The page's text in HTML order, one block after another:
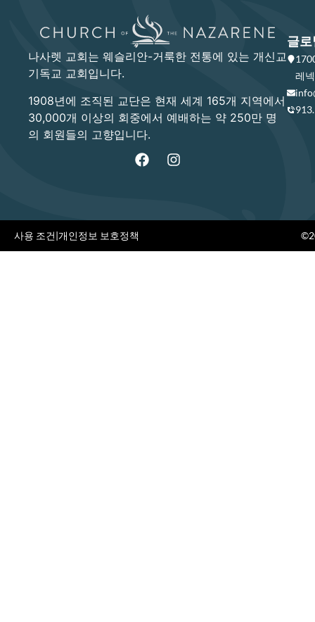
나사렛 교회는 웨슬리안-거룩한 전통에 있는 개신교
기독교 교회입니다.
1908년에 조직된 교단은 현재 세계 165개 지역에서
30,000개 이상의 회중에서 예배하는 약 250만 명
의 회원들의 고향입니다.
글로
레
사용 조건|개인정보 보호정책